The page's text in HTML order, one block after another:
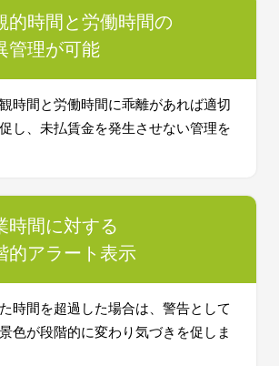
的時間と労働時間の
管理が可能
時間と労働時間に乖離があれば適切
し、未払賃金を発生させない管理を
時間に対する
的アラート表示
時間を超過した場合は、警告として
色が段階的に変わり気づきを促しま